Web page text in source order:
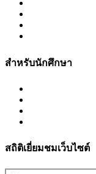
สำหรับนักศึกษา
สถิติเยี่ยมชมเว็บไซต์